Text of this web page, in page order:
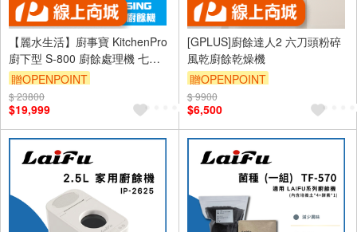
【麗水生活】廚事寶 KitchenPro
廚下型 S-800 廚餘處理機 七級
研磨 智慧觸控開關 專業廚餘機
贈OPENPOINT
$ 23800
$19,999
[GPLUS]廚餘達人2 六刀頭粉碎
風乾廚餘乾燥機
贈OPENPOINT
$ 9900
$6,500